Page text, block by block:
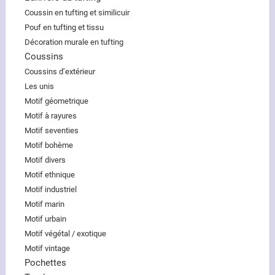
Coussin en tufting et similicuir
Pouf en tufting et tissu
Décoration murale en tufting
Coussins
Coussins d’extérieur
Les unis
Motif géometrique
Motif à rayures
Motif seventies
Motif bohème
Motif divers
Motif ethnique
Motif industriel
Motif marin
Motif urbain
Motif végétal / exotique
Motif vintage
Pochettes